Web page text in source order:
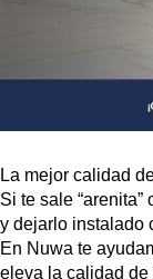
La mejor calidad
Si te sale
y dejarlo instalado
En Nuwa te
eleva la calidad de